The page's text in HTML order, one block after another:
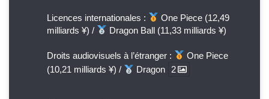
Licences internationales :
One Piece (12,49
milliards ¥) /
Dragon Ball (11,33 milliards ¥)
Droits audiovisuels à l’étranger :
One Piece
(10,21 milliards ¥) /
Dragon 2